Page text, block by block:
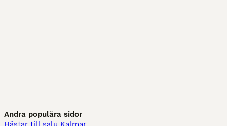
Andra populära sidor